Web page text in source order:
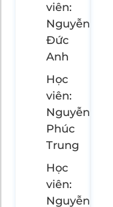
viên:
Nguyễn
Đức
Anh
Học
viên:
Nguyễn
Phúc
Trung
Học
viên:
Nguyễn